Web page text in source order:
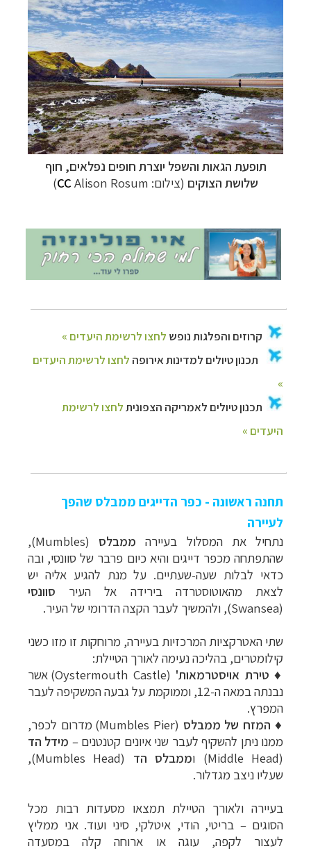
תופעת הגאות והשפל יוצרת חופים נפלאים, חוף
שלושת הצוקים (צילום: CC Alison Rosum)
קרוזים והפלגות נופשלחצו לרשימת היעדים »
תכנון טיולים למדינות אירופהלחצו לרשימת היעדים
»
טיולים לאמריקה הצפוניתלחצו לרשימת
היעדים »
תחנה ראשונה - כפר הדייגים ממבלס שהפך
לעיירה
נתחיל את המסלול בעיירה ממבלס (
Mumbles
),
שהתפתחה מכפר דייגים והיא כיום פרבר של סוונסי, ובה
כדאי לבלות שעה-שעתיים. על מנת להגיע אליה יש
לצאת מהאוטוסטרדה בירידה אל העיר סוונסי
(
Swansea), ולהמשיך לעבר הקצה הדרומי של העיר.
שתי האטרקציות המרכזיות בעיירה, מרוחקות זו מזו כשני
קילומטרים, בהליכה נעימה לאורך הטיילת:
♦ טירת אויסטרמאות'
(Oystermouth Castle) אשר
נבנתה במאה ה-12, וממוקמת על גבעה המשקיפה לעבר
המפרץ.
♦ המזח של ממבלס
(Mumbles Pier) מדרום לכפר,
ממנו ניתן להשקיף לעבר שני איונים קטנטנים– מידל הד
(Middle Head) ו ממבלס הד
(Mumbles Head),
שעליו ניצב מגדלור.
בעיירה ולאורך הטיילת תמצאו מסעדות רבות מכל
הסוגים – בריטי, הודי, איטלקי, סיני ועוד. אני ממליץ
לעצור לקפה, עוגה או ארוחה קלה במסעדה